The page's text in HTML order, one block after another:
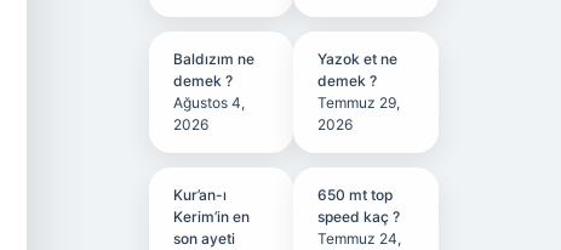
Baldızım ne
demek ?
Ağustos 4,
2026
Yazok et ne
demek ?
Temmuz 29,
2026
Kur’an-ı
Kerim’in en
son ayeti
650 mt top
speed kaç ?
Temmuz 24,